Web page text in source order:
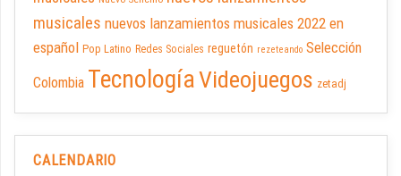
musicales nuevos lanzamientos musicales 2022 en
español Pop Latino Redes Sociales reguetón rezeteando Selección
Colombia TecnologíaVideojuegos zetadj
CALENDARIO